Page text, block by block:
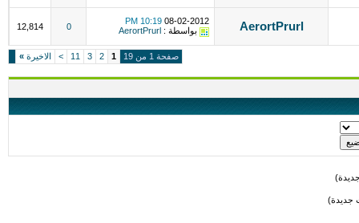
AerortPrurl
08-02-2012
10:19 PM
بواسطة : AerortPrurl
0
12,814
صفحة 1 من 19 1
2
3
11
> الاخيرة »
جديدة)